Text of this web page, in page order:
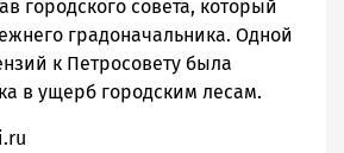
городского совета, который
градоначальника. Одной
к Петросовету была
в ущерб городским лесам.